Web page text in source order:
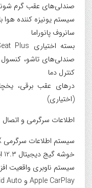
صندلی‌های عقب گرم
سیستم یونیزه کننده
سانروف پانوراما
صندلی‌های تاشو، کنسول
کنترل دما
(اختیاری)
اطلاعات سرگرمی و اتصال
سیستم اطلاعات سرگرمی MBUX با صفحه نمایش 12.8 اینچی OLED
خوشه گیج دیجیتال 12.3 اینچی
سیستم ناوبری واقعیت
Apple CarPlay و Android Auto با اتصال بی‌سیم